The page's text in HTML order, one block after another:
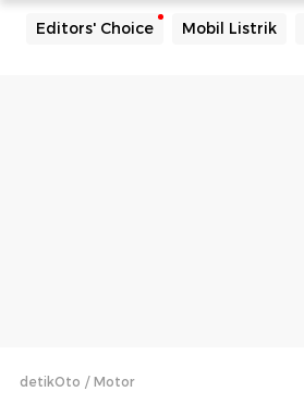
Editors' Choice Mobil Listrik
detikOto Motor